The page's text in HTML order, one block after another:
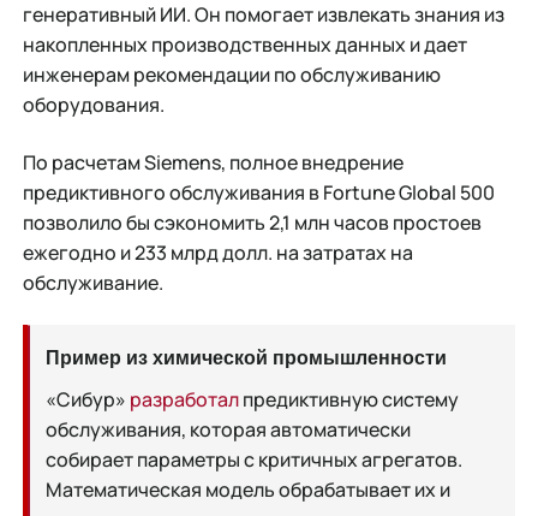
генеративный ИИ. Он помогает извлекать знания из
накопленных производственных данных и дает
инженерам рекомендации по обслуживанию
оборудования.
По расчетам Siemens, полное внедрение
предиктивного обслуживания в Fortune Global 500
позволило бы сэкономить 2,1 млн часов простоев
ежегодно и 233 млрд долл. на затратах на
обслуживание.
Пример из химической промышленности
«Сибур» разработалпредиктивную систему
обслуживания, которая автоматически
собирает параметры с критичных агрегатов.
Математическая модель обрабатывает их и